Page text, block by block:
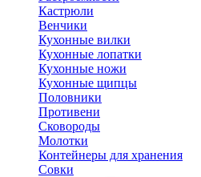
Кастрюли
Венчики
Кухонные вилки
Кухонные лопатки
Кухонные ножи
Кухонные щипцы
Половники
Противени
Сковороды
Молотки
Контейнеры для хранения
Совки